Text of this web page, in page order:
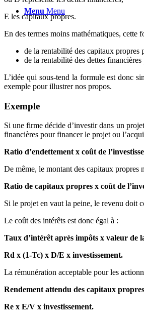
Menu Menu
E les capitaux propres.
En des termes moins mathématiques, cette
de la rentabilité des capitaux propres
de la rentabilité des dettes
L’idée qui sous-tend la formule est donc
exemple pour illustrer nos propos.
Exemple
Si une firme décide d’investir dans un
financières pour financer le projet ou
Ratio d’endettement x coût de
De même, le montant des capitaux propres
Ratio de capitaux propres x coût de
Si le projet en vaut la peine, le revenu doit
Le coût des intérêts est donc égal à :
Taux d’intérêt après impôts x valeur de
Rd x (1-Tc) x D/E x investissement.
La rémunération acceptable pour les
Rendement attendu des capitaux
Re x E/V x investissement.